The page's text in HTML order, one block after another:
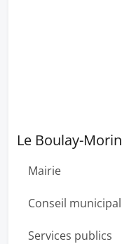
Le Boulay-Morin
Mairie
Conseil municipal
Services publics